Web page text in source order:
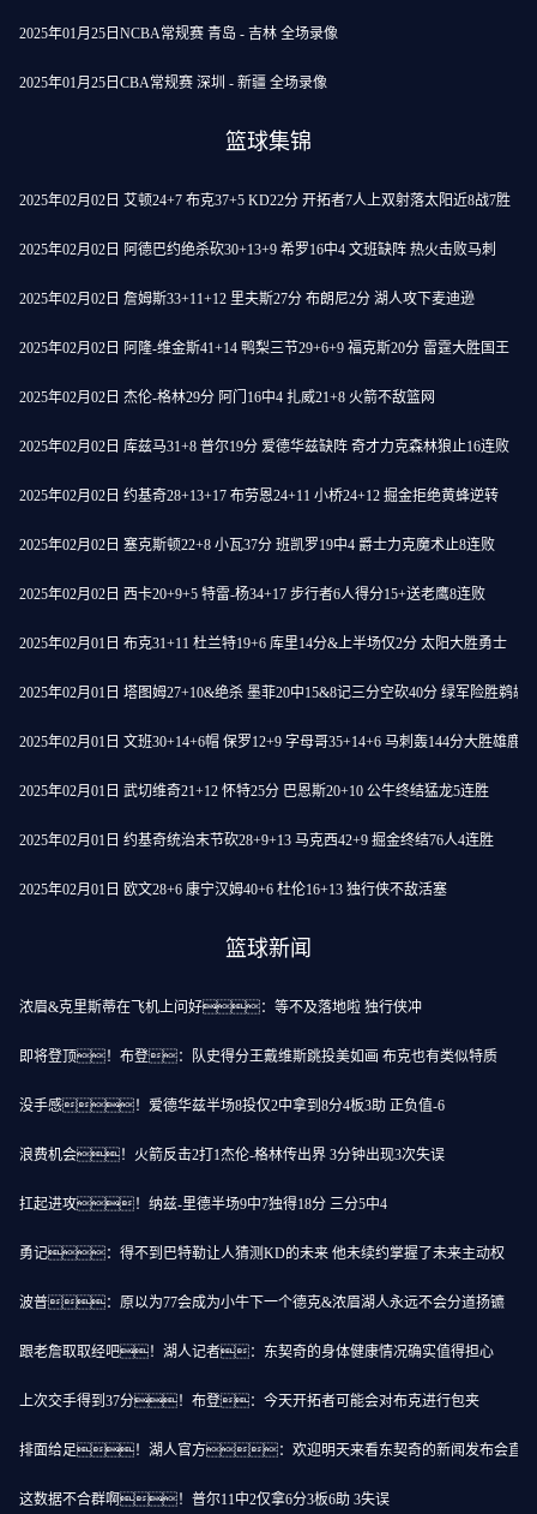
2025年01月25日NCBA常规赛 青岛 - 吉林 全场录像
2025年01月25日CBA常规赛 深圳 - 新疆 全场录像
篮球集锦
2025年02月02日 艾顿24+7 布克37+5 KD22分 开拓者7人上双射落太阳近8战7胜
2025年02月02日 阿德巴约绝杀砍30+13+9 希罗16中4 文班缺阵 热火击败马刺
2025年02月02日 詹姆斯33+11+12 里夫斯27分 布朗尼2分 湖人攻下麦迪逊
2025年02月02日 阿隆-维金斯41+14 鸭梨三节29+6+9 福克斯20分 雷霆大胜国王
2025年02月02日 杰伦-格林29分 阿门16中4 扎威21+8 火箭不敌篮网
2025年02月02日 库兹马31+8 普尔19分 爱德华兹缺阵 奇才力克森林狼止16连败
2025年02月02日 约基奇28+13+17 布劳恩24+11 小桥24+12 掘金拒绝黄蜂逆转
2025年02月02日 塞克斯顿22+8 小瓦37分 班凯罗19中4 爵士力克魔术止8连败
2025年02月02日 西卡20+9+5 特雷-杨34+17 步行者6人得分15+送老鹰8连败
2025年02月01日 布克31+11 杜兰特19+6 库里14分&上半场仅2分 太阳大胜勇士
2025年02月01日 塔图姆27+10&绝杀 墨菲20中15&8记三分空砍40分 绿军险胜鹈鹕
2025年02月01日 文班30+14+6帽 保罗12+9 字母哥35+14+6 马刺轰144分大胜雄鹿
2025年02月01日 武切维奇21+12 怀特25分 巴恩斯20+10 公牛终结猛龙5连胜
2025年02月01日 约基奇统治末节砍28+9+13 马克西42+9 掘金终结76人4连胜
2025年02月01日 欧文28+6 康宁汉姆40+6 杜伦16+13 独行侠不敌活塞
篮球新闻
浓眉&克里斯蒂在飞机上问好：等不及落地啦 独行侠冲
即将登顶！布登：队史得分王戴维斯跳投美如画 布克也有类似特质
没手感！爱德华兹半场8投仅2中拿到8分4板3助 正负值-6
浪费机会！火箭反击2打1杰伦-格林传出界 3分钟出现3次失误
扛起进攻！纳兹-里德半场9中7独得18分 三分5中4
勇记：得不到巴特勒让人猜测KD的未来 他未续约掌握了未来主动权
波普：原以为77会成为小牛下一个德克&浓眉湖人永远不会分道扬镳
跟老詹取取经吧！湖人记者：东契奇的身体健康情况确实值得担心
上次交手得到37分！布登：今天开拓者可能会对布克进行包夹
排面给足！湖人官方：欢迎明天来看东契奇的新闻发布会直播
这数据不合群啊！普尔11中2仅拿6分3板6助 3失误